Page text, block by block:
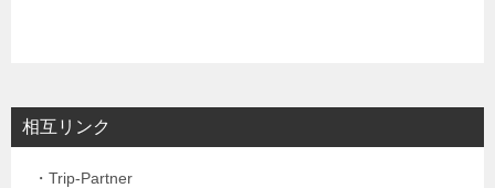
相互リンク
・Trip-Partner